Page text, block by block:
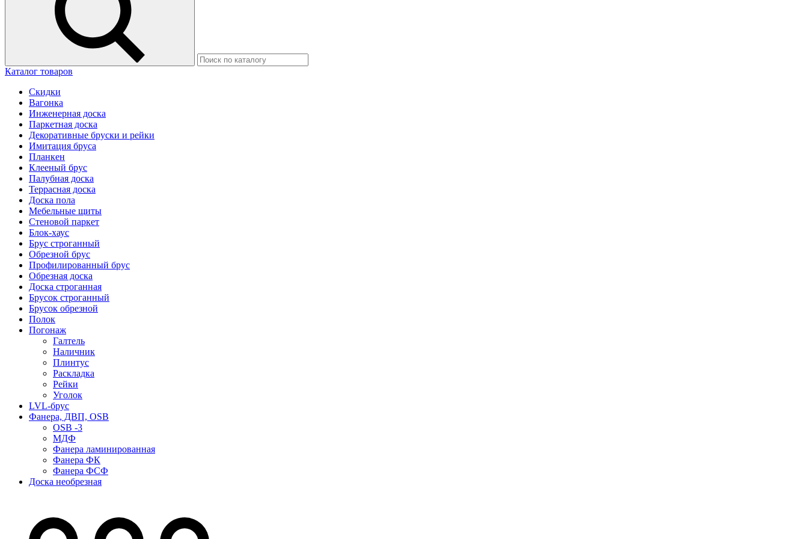
Каталог товаров
Скидки
Вагонка
Инженерная доска
Паркетная доска
Декоративные бруски и рейки
Имитация бруса
Планкен
Клееный брус
Палубная доска
Террасная доска
Доска пола
Мебельные щиты
Стеновой паркет
Блок-хаус
Брус строганный
Обрезной брус
Профилированный брус
Обрезная доска
Доска строганная
Брусок строганный
Брусок обрезной
Полок
Погонаж
Галтель
Наличник
Плинтус
Раскладка
Рейки
Уголок
LVL-брус
Фанера, ДВП, OSB
OSB -3
МДФ
Фанера ламинированная
Фанера ФК
Фанера ФСФ
Доска необрезная